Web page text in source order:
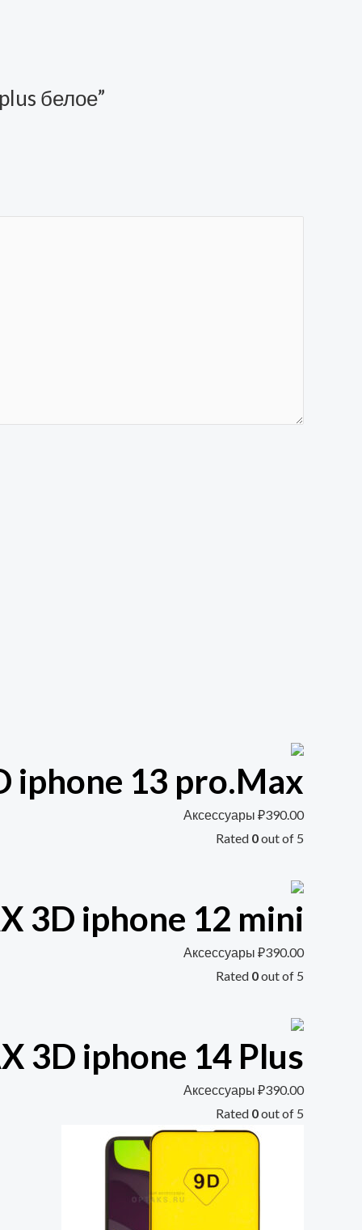
белое”
iphone 13 pro.Max
Аксессуары ₽390.00
Rated 0out of 5
3D iphone 12 mini
Аксессуары ₽390.00
Rated 0out of 5
3D iphone 14 Plus
Аксессуары ₽390.00
Rated 0out of 5